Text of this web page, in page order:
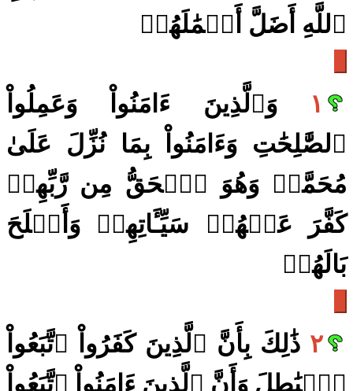
ٱللَّهِ أَضَلَّ أَعۡمَٰلَهُمۡ
١
وَٱلَّذِينَ ءَامَنُواْ وَعَمِلُواْ
ٱلصَّٰلِحَٰتِ وَءَامَنُواْ بِمَا نُزِّلَ عَلَىٰ
مُحَمَّدٖ وَهُوَ ٱلۡحَقُّ مِن رَّبِّهِمۡ
كَفَّرَ عَنۡهُمۡ سَيِّـَٔاتِهِمۡ وَأَصۡلَحَ
بَالَهُمۡ
٢ ذَٰلِكَ بِأَنَّ ٱلَّذِينَ كَفَرُواْ ٱتَّبَعُواْ
ٱلۡبَٰطِلَ وَأَنَّ ٱلَّذِينَ ءَامَنُواْ ٱتَّبَعُواْ